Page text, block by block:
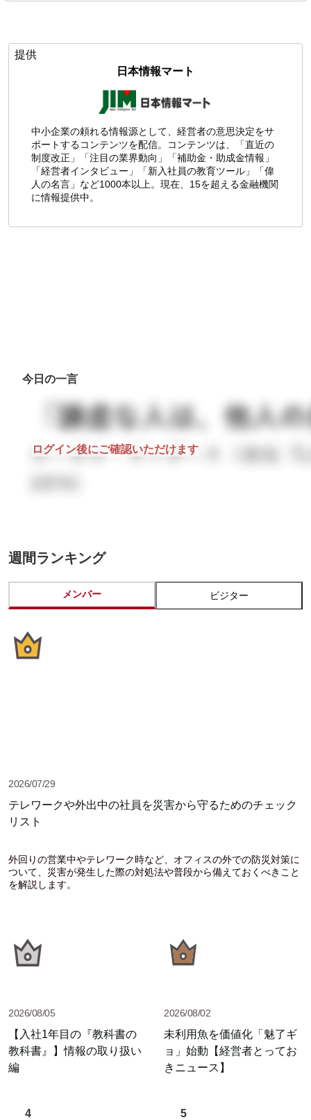
提供
日本情報マート
中小企業の頼れる情報源として、経営者の意思決定をサ
ポートするコンテンツを配信。コンテンツは、「直近の
制度改正」「注目の業界動向」「補助金・助成金情報」
「経営者インタビュー」「新入社員の教育ツール」「偉
人の名言」など1000本以上。現在、15を超える金融機関
に情報提供中。
今日の一言
ログイン後にご確認いただけます
週間ランキング
メンバー ビジター
2026/07/29
テレワークや外出中の社員を災害から守るためのチェック
リスト
外回りの営業中やテレワーク時など、オフィスの外での防災対策に
ついて、災害が発生した際の対処法や普段から備えておくべきこと
を解説します。
2026/08/05
【入社1年目の『教科書の
教科書』】情報の取り扱い
編
2026/08/02
未利用魚を価値化「魅了ギ
ョ」始動【経営者とってお
きニュース】
4 5